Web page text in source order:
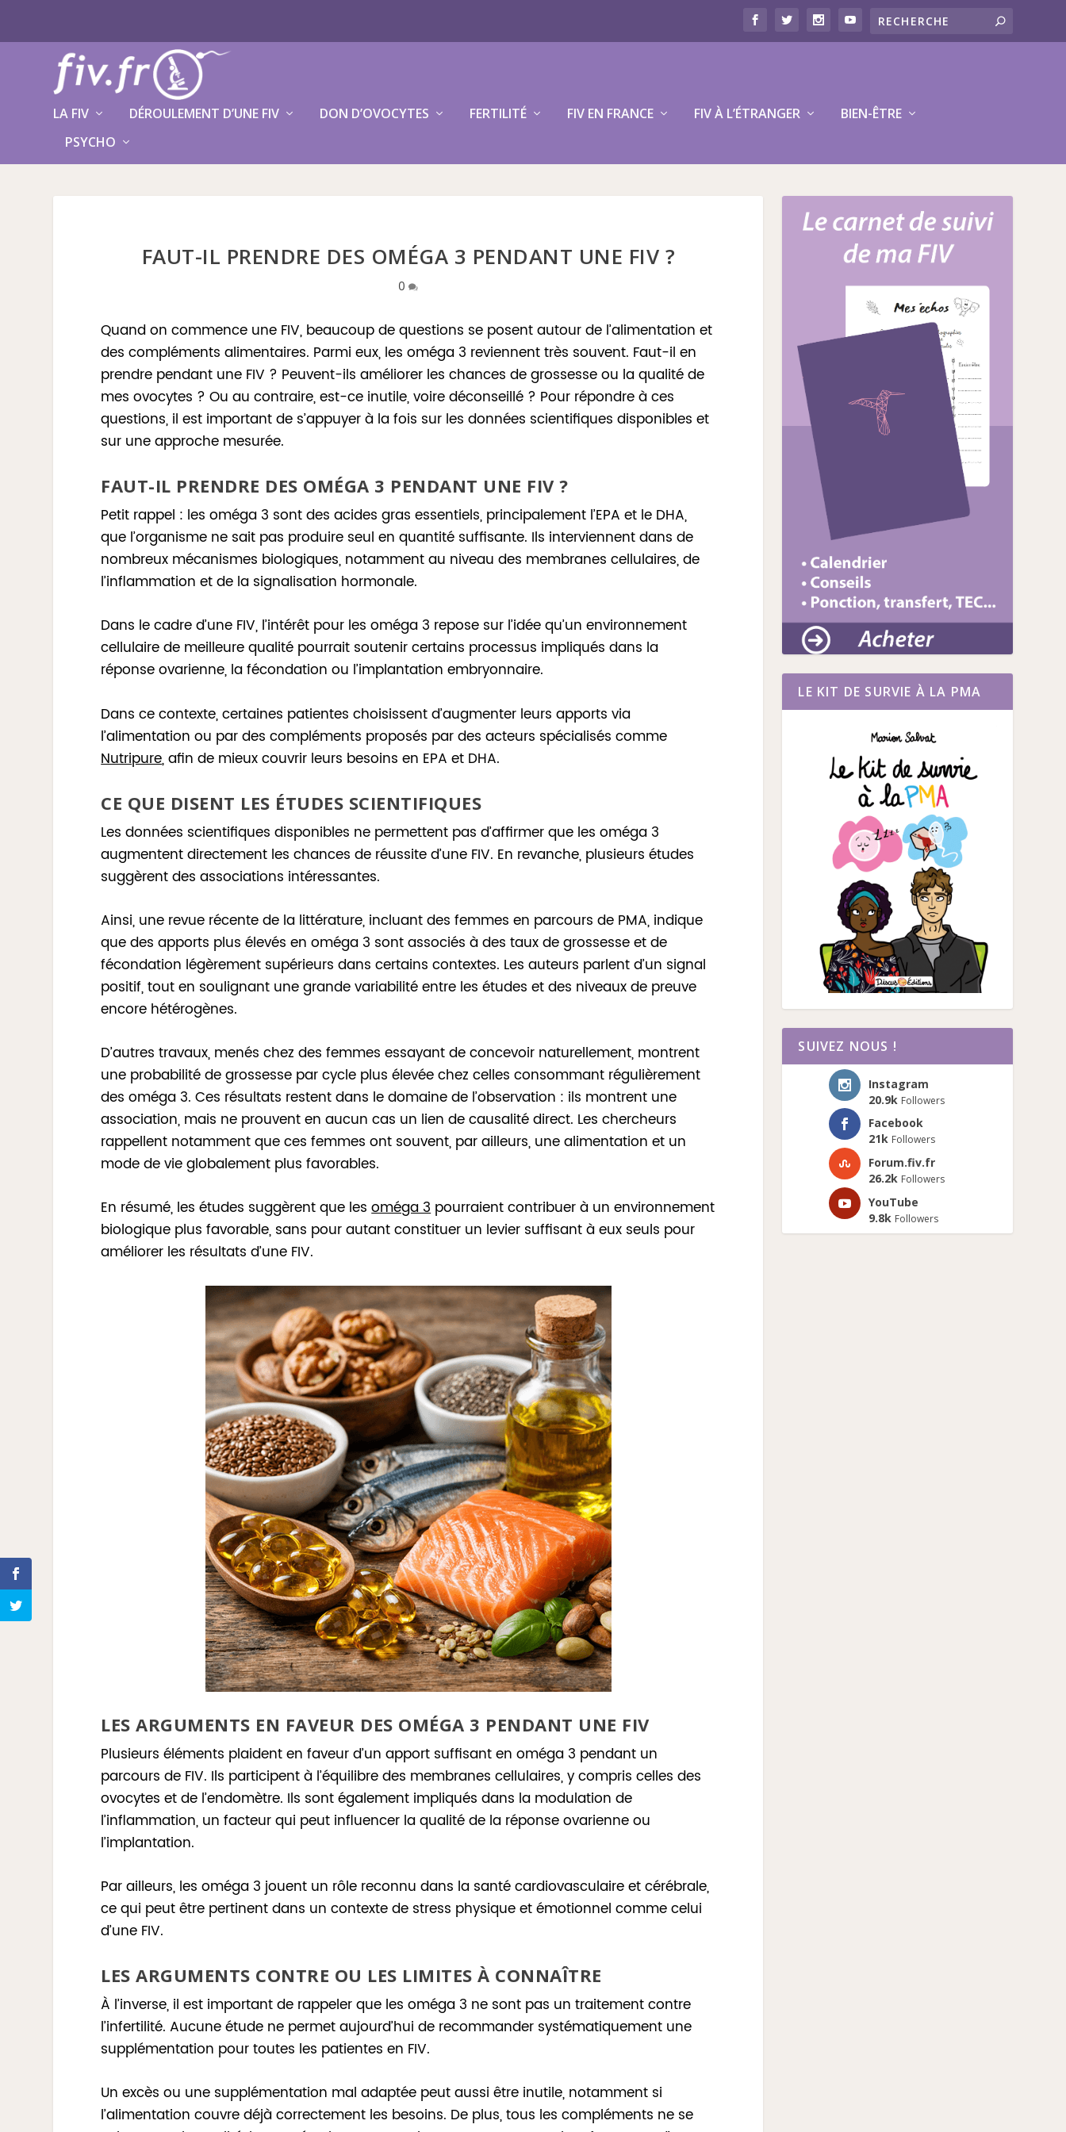
LA FIV DÉROULEMENT D’UNE FIV DON D’OVOCYTES FERTILITÉ FIV EN FRANCE FIV À L’ÉTRANGER
BIEN-ÊTRE
PSYCHO
FAUT-IL PRENDRE DES OMÉGA 3 PENDANT UNE FIV ?
0
Quand on commence une FIV, beaucoup de questions se posent autour de l’alimentation et
des compléments alimentaires. Parmi eux, les oméga 3 reviennent très souvent. Faut-il en
prendre pendant une FIV ? Peuvent-ils améliorer les chances de grossesse ou la qualité de
mes ovocytes ? Ou au contraire, est-ce inutile, voire déconseillé ? Pour répondre à ces
questions, il est important de s’appuyer à la fois sur les données scientifiques disponibles et
sur une approche mesurée.
FAUT-IL PRENDRE DES OMÉGA 3 PENDANT UNE FIV ?
Petit rappel : les oméga 3 sont des acides gras essentiels, principalement l’EPA et le DHA,
que l’organisme ne sait pas produire seul en quantité suffisante. Ils interviennent dans de
nombreux mécanismes biologiques, notamment au niveau des membranes cellulaires, de
l’inflammation et de la signalisation hormonale.
Dans le cadre d’une FIV, l’intérêt pour les oméga 3 repose sur l’idée qu’un environnement
cellulaire de meilleure qualité pourrait soutenir certains processus impliqués dans la
réponse ovarienne, la fécondation ou l’implantation embryonnaire.
Dans ce contexte, certaines patientes choisissent d’augmenter leurs apports via
l’alimentation ou par des compléments proposés par des acteurs spécialisés comme
Nutripure, afin de mieux couvrir leurs besoins en EPA et DHA.
CE QUE DISENT LES ÉTUDES SCIENTIFIQUES
Les données scientifiques disponibles ne permettent pas d’affirmer que les oméga 3
augmentent directement les chances de réussite d’une FIV. En revanche, plusieurs études
suggèrent des associations intéressantes.
Ainsi, une revue récente de la littérature, incluant des femmes en parcours de PMA, indique
que des apports plus élevés en oméga 3 sont associés à des taux de grossesse et de
fécondation légèrement supérieurs dans certains contextes. Les auteurs parlent d’un signal
positif, tout en soulignant une grande variabilité entre les études et des niveaux de preuve
encore hétérogènes.
D’autres travaux, menés chez des femmes essayant de concevoir naturellement, montrent
une probabilité de grossesse par cycle plus élevée chez celles consommant régulièrement
des oméga 3. Ces résultats restent dans le domaine de l’observation : ils montrent une
association, mais ne prouvent en aucun cas un lien de causalité direct. Les chercheurs
rappellent notamment que ces femmes ont souvent, par ailleurs, une alimentation et un
mode de vie globalement plus favorables.
En résumé, les études suggèrent que lesoméga 3pourraient contribuer à un environnement
biologique plus favorable, sans pour autant constituer un levier suffisant à eux seuls pour
améliorer les résultats d’une FIV.
LES ARGUMENTS EN FAVEUR DES OMÉGA 3 PENDANT UNE FIV
Plusieurs éléments plaident en faveur d’un apport suffisant en oméga 3 pendant un
parcours de FIV. Ils participent à l’équilibre des membranes cellulaires, y compris celles des
ovocytes et de l’endomètre. Ils sont également impliqués dans la modulation de
l’inflammation, un facteur qui peut influencer la qualité de la réponse ovarienne ou
l’implantation.
Par ailleurs, les oméga 3 jouent un rôle reconnu dans la santé cardiovasculaire et cérébrale,
ce qui peut être pertinent dans un contexte de stress physique et émotionnel comme celui
d’une FIV.
LES ARGUMENTS CONTRE OU LES LIMITES À CONNAÎTRE
À l’inverse, il est important de rappeler que les oméga 3 ne sont pas un traitement contre
l’infertilité. Aucune étude ne permet aujourd’hui de recommander systématiquement une
supplémentation pour toutes les patientes en FIV.
Un excès ou une supplémentation mal adaptée peut aussi être inutile, notamment si
l’alimentation couvre déjà correctement les besoins. De plus, tous les compléments ne se
LE KIT DE SURVIE À LA PMA
SUIVEZ NOUS !
Instagram
20.9k Followers
Facebook
21k Followers
Forum.fiv.fr
26.2k Followers
YouTube
9.8k Followers